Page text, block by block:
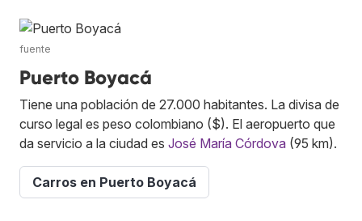
fuente
Puerto Boyacá
Tiene una población de 27.000 habitantes. La divisa de
curso legal es peso colombiano ($). El aeropuerto que
da servicio a la ciudad es José María Córdova (95 km).
Carros en Puerto Boyacá